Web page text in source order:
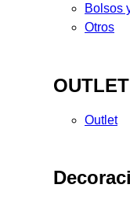
Bolsos
Otros
OUTLET
Outlet